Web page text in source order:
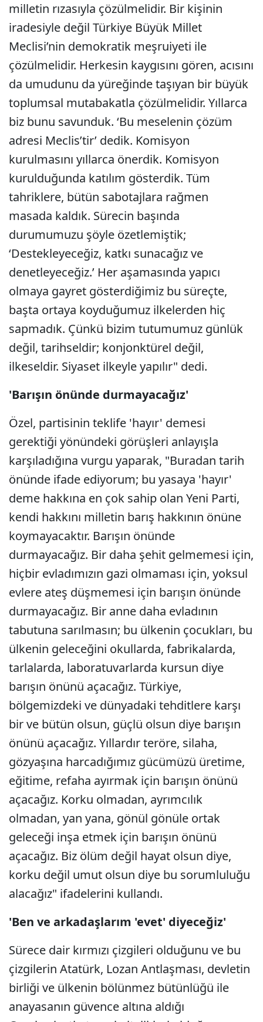
milletin rızasıyla çözülmelidir. Bir kişinin
iradesiyle değil Türkiye Büyük Millet
Meclisi’nin demokratik meşruiyeti ile
çözülmelidir. Herkesin kaygısını gören, acısını
da umudunu da yüreğinde taşıyan bir büyük
toplumsal mutabakatla çözülmelidir. Yıllarca
biz bunu savunduk. ‘Bu meselenin çözüm
adresi Meclis’tir’ dedik. Komisyon
kurulmasını yıllarca önerdik. Komisyon
kurulduğunda katılım gösterdik. Tüm
tahriklere, bütün sabotajlara rağmen
masada kaldık. Sürecin başında
durumumuzu şöyle özetlemiştik;
‘Destekleyeceğiz, katkı sunacağız ve
denetleyeceğiz.’ Her aşamasında yapıcı
olmaya gayret gösterdiğimiz bu süreçte,
başta ortaya koyduğumuz ilkelerden hiç
sapmadık. Çünkü bizim tutumumuz günlük
değil, tarihseldir; konjonktürel değil,
ilkeseldir. Siyaset ilkeyle yapılır" dedi.
'Barışın önünde durmayacağız'
Özel, partisinin teklife 'hayır' demesi
gerektiği yönündeki görüşleri anlayışla
karşıladığına vurgu yaparak, "Buradan tarih
önünde ifade ediyorum; bu yasaya 'hayır'
deme hakkına en çok sahip olan Yeni Parti,
kendi hakkını milletin barış hakkının önüne
koymayacaktır. Barışın önünde
durmayacağız. Bir daha şehit gelmemesi için,
hiçbir evladımızın gazi olmaması için, yoksul
evlere ateş düşmemesi için barışın önünde
durmayacağız. Bir anne daha evladının
tabutuna sarılmasın; bu ülkenin çocukları, bu
ülkenin geleceğini okullarda, fabrikalarda,
tarlalarda, laboratuvarlarda kursun diye
barışın önünü açacağız. Türkiye,
bölgemizdeki ve dünyadaki tehditlere karşı
bir ve bütün olsun, güçlü olsun diye barışın
önünü açacağız. Yıllardır teröre, silaha,
gözyaşına harcadığımız gücümüzü üretime,
eğitime, refaha ayırmak için barışın önünü
açacağız. Korku olmadan, ayrımcılık
olmadan, yan yana, gönül gönüle ortak
geleceği inşa etmek için barışın önünü
açacağız. Biz ölüm değil hayat olsun diye,
korku değil umut olsun diye bu sorumluluğu
alacağız" ifadelerini kullandı.
'Ben ve arkadaşlarım 'evet' diyeceğiz'
Sürece dair kırmızı çizgileri olduğunu ve bu
çizgilerin Atatürk, Lozan Antlaşması, devletin
birliği ve ülkenin bölünmez bütünlüğü ile
anayasanın güvence altına aldığı